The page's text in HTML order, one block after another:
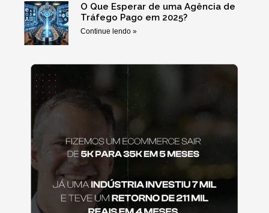
O Que Esperar de uma Agência de
Tráfego Pago em 2025?
Continue lendo »